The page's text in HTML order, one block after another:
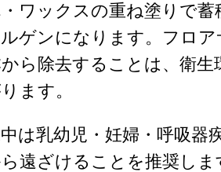
ワックスの重ね塗りで蓄
ゲンになります。フロ
ら除去することは、衛生
ます。
は乳幼児・妊婦・呼吸器
遠ざけることを推奨しま